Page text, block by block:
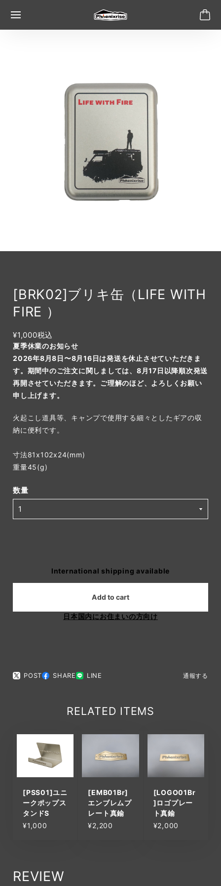
[BRK02]ブリキ缶（LIFE WITH
FIRE ）
¥1,000税込
夏季休業のお知らせ
2026年8月8日〜8月16日は発送を休止させていただきま
す。期間中のご注文に関しましては、8月17日以降順次発送
再開させていただきます。ご理解のほど、よろしくお願い
申し上げます。
火起こし道具等、キャンプで使用する細々としたギアの収
納に便利です。
寸法81x102x24(mm)
重量45(g)
数量
International shipping available
Add to cart
日本国内にお住まいの方向け
POST SHARE LINE 通報する
RELATED ITEMS
[PSS01]ユニ
ークポップス
タンドS
¥1,000
[EMB01Br]
エンブレムプ
レート真鍮
¥2,200
[LOGO01Br
]ロゴプレー
ト真鍮
¥2,000
REVIEW